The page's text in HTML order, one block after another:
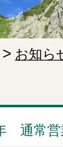
お知ら
通常営